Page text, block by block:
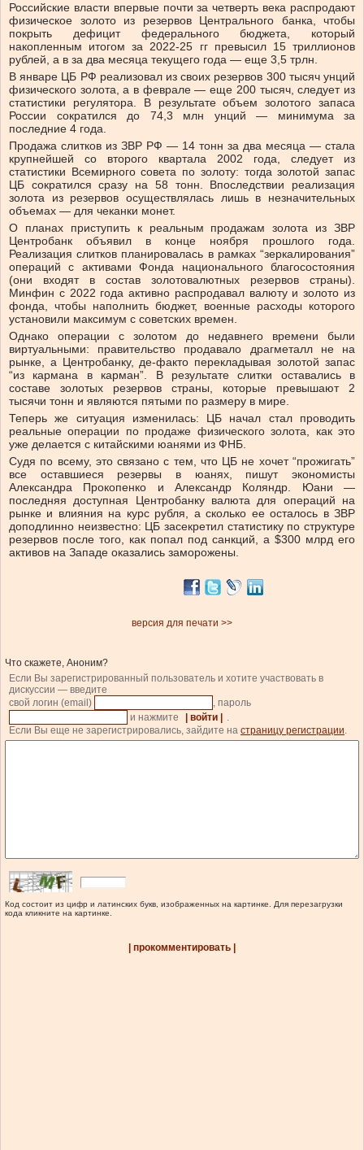
Российские власти впервые почти за четверть века распродают
физическое золото из резервов Центрального банка, чтобы
покрыть дефицит федерального бюджета, который
накопленным итогом за 2022-25 гг превысил 15 триллионов
рублей, а в за два месяца текущего года — еще 3,5 трлн.
В январе ЦБ РФ реализовал из своих резервов 300 тысяч унций
физического золота, а в феврале — еще 200 тысяч, следует из
статистики регулятора. В результате объем золотого запаса
России сократился до 74,3 млн унций — минимума за
последние 4 года.
Продажа слитков из ЗВР РФ — 14 тонн за два месяца — стала
крупнейшей со второго квартала 2002 года, следует из
статистики Всемирного совета по золоту: тогда золотой запас
ЦБ сократился сразу на 58 тонн. Впоследствии реализация
золота из резервов осуществлялась лишь в незначительных
объемах — для чеканки монет.
О планах приступить к реальным продажам золота из ЗВР
Центробанк объявил в конце ноября прошлого года.
Реализация слитков планировалась в рамках “зеркалирования”
операций с активами Фонда национального благосостояния
(они входят в состав золотовалютных резервов страны).
Минфин с 2022 года активно распродавал валюту и золото из
фонда, чтобы наполнить бюджет, военные расходы которого
установили максимум с советских времен.
Однако операции с золотом до недавнего времени были
виртуальными: правительство продавало драгметалл не на
рынке, а Центробанку, де-факто перекладывая золотой запас
“из кармана в карман”. В результате слитки оставались в
составе золотых резервов страны, которые превышают 2
тысячи тонн и являются пятыми по размеру в мире.
Теперь же ситуация изменилась: ЦБ начал стал проводить
реальные операции по продаже физического золота, как это
уже делается с китайскими юанями из ФНБ.
Судя по всему, это связано с тем, что ЦБ не хочет “прожигать”
все оставшиеся резервы в юанях, пишут экономисты
Александра Прокопенко и Александр Коляндр. Юани —
последняя доступная Центробанку валюта для операций на
рынке и влияния на курс рубля, а сколько ее осталось в ЗВР
доподлинно неизвестно: ЦБ засекретил статистику по структуре
резервов после того, как попал под санкций, а $300 млрд его
активов на Западе оказались заморожены.
версия для печати >>
Что скажете, Аноним?
Если Вы зарегистрированный пользователь и хотите участвовать в
дискуссии — введите
свой логин (email)
, пароль
и нажмите
| войти |
.
Если Вы еще не зарегистрировались, зайдите на страницу регистрации.
Код состоит из цифр и латинских букв, изображенных на картинке. Для перезагрузки
кода кликните на картинке.
| прокомментировать |